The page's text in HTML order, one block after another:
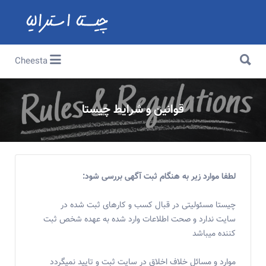
Cheesta
قوانین و شرایط چیستا
لطفا موارد زیر به هنگام ثبت آگهی بررسی شود:
چیستا مسئولیتی در قبال کسب و کارهای ثبت شده در
سایت ندارد و صحت اطلاعات وارد شده به عهده شخص ثبت
کننده میباشد
موارد و مسائل خلاف اخلاق در سایت ثبت و تایید نمیگردد